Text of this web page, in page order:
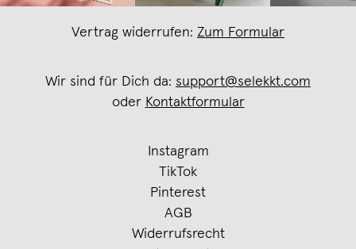
Vertrag widerrufen: Zum Formular
Wir sind für Dich da: support@selekkt.com
oder Kontaktformular
Instagram
TikTok
Pinterest
AGB
Widerrufsrecht